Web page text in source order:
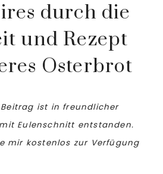
durch die
und Rezept
Osterbrot
Beitrag ist in freundlicher
Eulenschnitt entstanden.
mir kostenlos zur Verfügung